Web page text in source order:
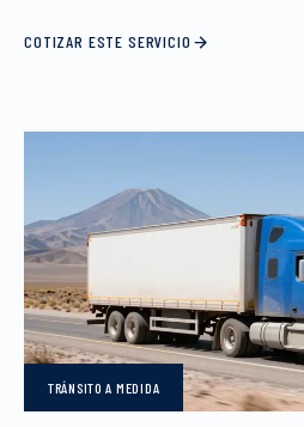
COTIZAR ESTE SERVICIO
TRÁNSITOA MEDIDA